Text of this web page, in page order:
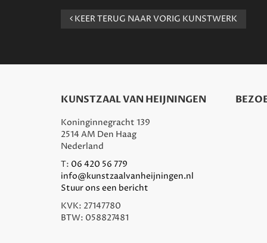
KEER TERUG NAAR VORIG KUNSTWERK
KUNSTZAAL VAN HEIJNINGEN
Koninginnegracht 139
2514 AM Den Haag
Nederland
T: 06 420 56 779
info@kunstzaalvanheijningen.nl
Stuur ons een bericht
KVK: 27147780
BTW: 058827481